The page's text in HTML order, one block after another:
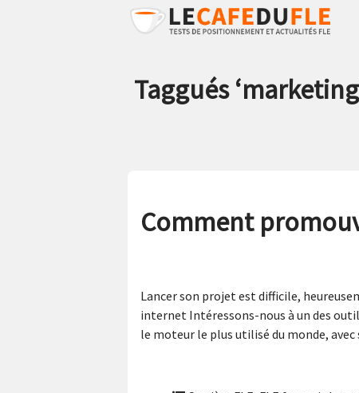
Taggués ‘marketing
Comment
Lancer son projet est difficile,
internet Intéressons-nous à un des
le moteur le plus utilisé du monde,